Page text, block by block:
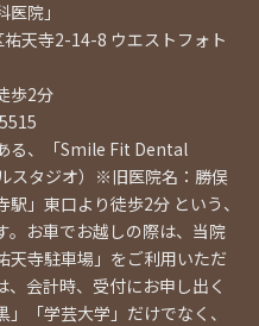
院」
天寺2-14-8 ウエストフォト
歩2分
る、「Smile Fit Dental
スタジオ）※旧医院名：勝俣
」東口より徒歩2分 という、
。お車でお越しの際は、当院
天寺駐車場」をご利用いただ
会計時、受付にお申し出く
「学芸大学」だけでなく、